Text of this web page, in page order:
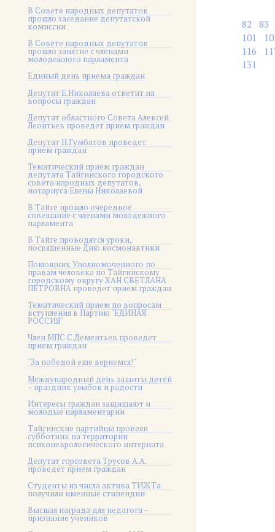
В Совете народных депутатов
прошло заседание депутатской
комиссии
В Совете народных депутатов
прошло занятие с членами
молодежного парламента
Единый день приема граждан
Депутат Е.Николаева ответит на
вопросы граждан
Депутат областного Совета Алексей
Леонтьев проведет прием граждан
Депутат Н.Гумбатов проведет
прием граждан
Тематический прием граждан
депутата Тайгинского городского
совета народных депутатов,
нотариуса Елены Николаевой
В Тайге прошло очередное
совещание с членами молодежного
парламента
В Тайге проводятся уроки,
посвященные Дню космонавтики
Помощник Уполномоченного по
правам человека по Тайгинскому
городскому округу ХАН СВЕТЛАНА
ПЕТРОВНА проведет прием граждан
Тематический прием по вопросам
вступления в Партию "ЕДИНАЯ
РОССИЯ"
Член МПС С.Дементьев проведет
прием граждан
"За победой еще вернемся!"
Международный день защиты детей
– праздник улыбок и радости
Интересы граждан защищают и
молодые парламентарии
Тайгинские партийцы провели
субботник на территории
психоневрологического интерната
Депутат горсовета Трусов А.А.
проведет прием граждан
Студенты из числа актива ТИЖТа
получили именные стипендии
Высшая награда для педагога –
признание учеников
82
83
101
116
131